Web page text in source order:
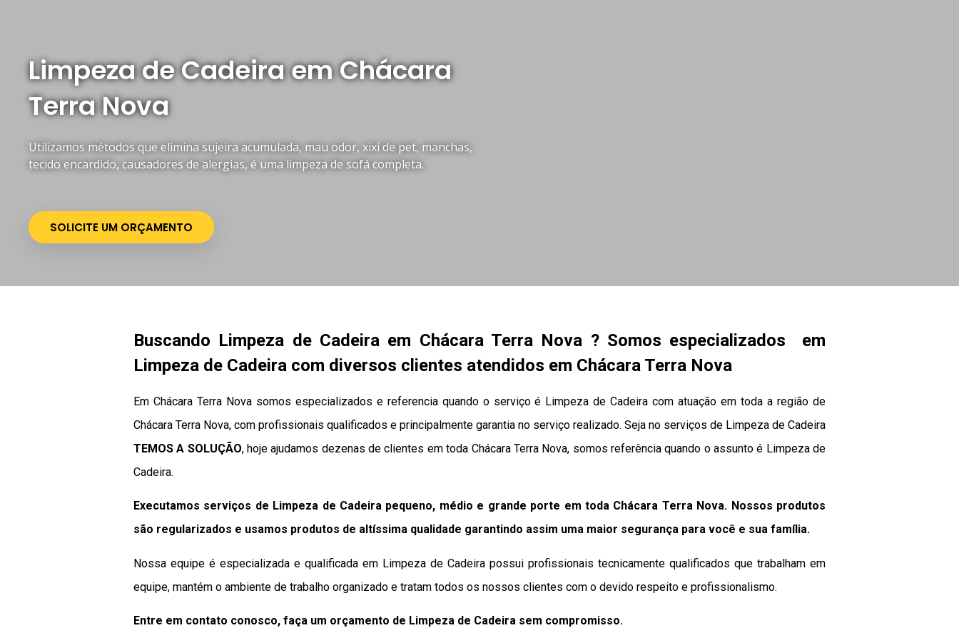
Limpeza de Cadeira em Chácara
Terra Nova
Utilizamos métodos que elimina sujeira acumulada, mau odor, xixi de pet, manchas,
tecido encardido, causadores de alergias, é uma limpeza de sofá completa.
SOLICITE UM ORÇAMENTO
Buscando Limpeza de Cadeira em Chácara Terra Nova ? Somos especializados em
Limpeza de Cadeira com diversos clientes atendidos em Chácara Terra Nova
Em Chácara Terra Nova somos especializados e referencia quando o serviço é Limpeza de Cadeira com atuação em toda a região de
Chácara Terra Nova, com profissionais qualificados e principalmente garantia no serviço realizado. Seja no serviços de Limpeza de Cadeira
TEMOS A SOLUÇÃO, hoje ajudamos dezenas de clientes em toda Chácara Terra Nova, somos referência quando o assunto é Limpeza de
Cadeira.
Executamos serviços de Limpeza de Cadeira pequeno, médio e grande porte em toda Chácara Terra Nova. Nossos produtos
são regularizados e usamos produtos de altíssima qualidade garantindo assim uma maior segurança para você e sua família.
Nossa equipe é especializada e qualificada em Limpeza de Cadeira possui profissionais tecnicamente qualificados que trabalham em
equipe, mantém o ambiente de trabalho organizado e tratam todos os nossos clientes com o devido respeito e profissionalismo.
Entre em contato conosco, faça um orçamento de Limpeza de Cadeira sem compromisso.